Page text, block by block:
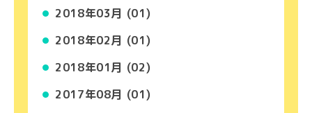
2018年03月 (01)
2018年02月 (01)
2018年01月 (02)
2017年08月 (01)